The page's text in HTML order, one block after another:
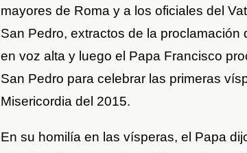
mayores de Roma y a los oficiales del
San Pedro, extractos de la
en voz alta y luego el Papa Francisco
San Pedro para celebrar las primeras
Misericordia del 2015.
En su homilía en las vísperas, el Papa